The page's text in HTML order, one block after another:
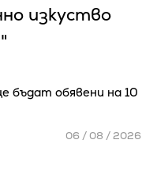
изкуство
бъдат обявени на 10
06 / 08 / 2026